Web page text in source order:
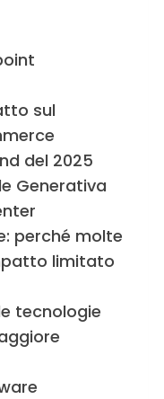
sul
del 2025
Generativa
perché molte
limitato
tecnologie